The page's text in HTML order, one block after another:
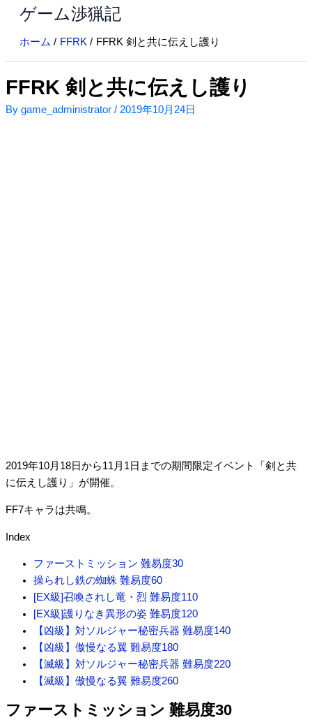
ス
キ
ッ
プ
ゲーム渉猟記
ホーム FFRK FFRK 剣と共に伝えし護り
FFRK 剣と共に伝えし護り
By game_administrator / 2019年10月24日
2019年10月18日から11月1日までの期間限定イベント「剣と共
に伝えし護り」が開催。
FF7キャラは共鳴。
Index
ファーストミッション 難易度30
操られし鉄の蜘蛛 難易度60
[EX級]召喚されし竜・烈 難易度110
[EX級]護りなき異形の姿 難易度120
【凶級】対ソルジャー秘密兵器 難易度140
【凶級】傲慢なる翼 難易度180
【滅級】対ソルジャー秘密兵器 難易度220
【滅級】傲慢なる翼 難易度260
ファーストミッション 難易度30